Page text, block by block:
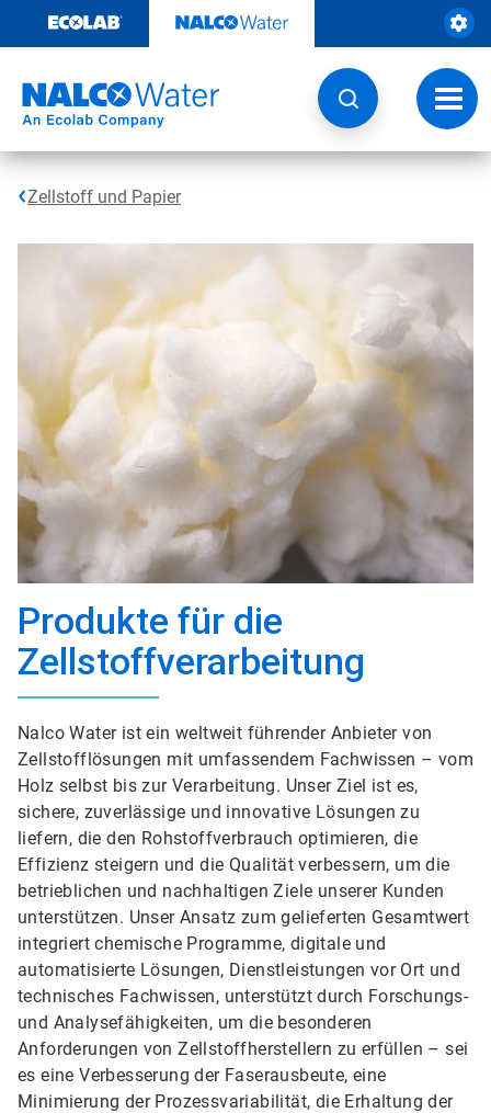
Inhalt
Zellstoff und Papier
Produkte für die
Zellstoffverarbeitung
Nalco Water ist ein weltweit führender Anbieter von
Zellstofflösungen mit umfassendem Fachwissen – vom
Holz selbst bis zur Verarbeitung. Unser Ziel ist es,
sichere, zuverlässige und innovative Lösungen zu
liefern, die den Rohstoffverbrauch optimieren, die
Effizienz steigern und die Qualität verbessern, um die
betrieblichen und nachhaltigen Ziele unserer Kunden
unterstützen. Unser Ansatz zum gelieferten Gesamtwert
integriert chemische Programme, digitale und
automatisierte Lösungen, Dienstleistungen vor Ort und
technisches Fachwissen, unterstützt durch Forschungs-
und Analysefähigkeiten, um die besonderen
Anforderungen von Zellstoffherstellern zu erfüllen – sei
es eine Verbesserung der Faserausbeute, eine
Minimierung der Prozessvariabilität, die Erhaltung der